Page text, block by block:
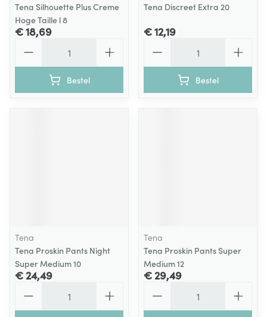
Tena Silhouette Plus Creme
Hoge Taille l 8
€ 18,69
Bestel
Tena Discreet Extra 20
€ 12,19
Bestel
Tena
Tena Proskin Pants Night
Super Medium 10
€ 24,49
Tena
Tena Proskin Pants Super
Medium 12
€ 29,49